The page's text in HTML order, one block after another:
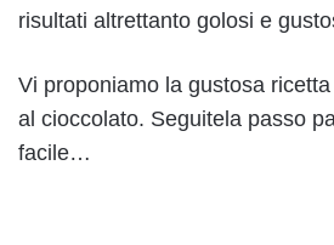
risultati altrettanto golosi e
Vi proponiamo la gustosa
al cioccolato. Seguitela passo
facile…